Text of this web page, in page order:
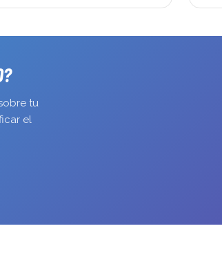
para
Me han
tu
el